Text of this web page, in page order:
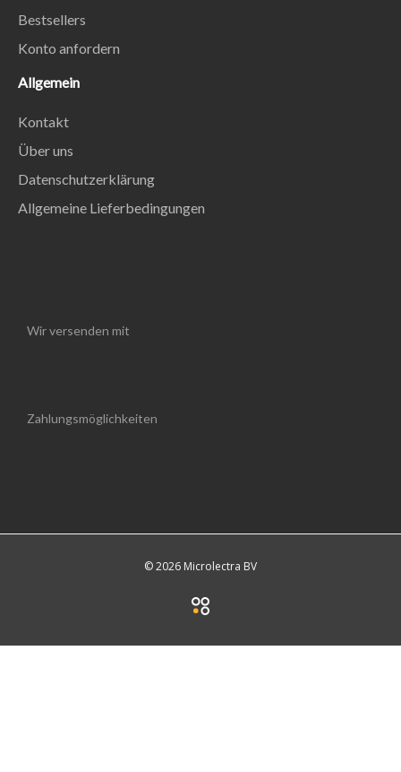
Bestsellers
Konto anfordern
Allgemein
Kontakt
Über uns
Datenschutzerklärung
Allgemeine Lieferbedingungen
Wir versenden mit
Zahlungsmöglichkeiten
© 2026 Microlectra BV